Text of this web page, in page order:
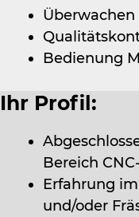
Bedienung
Ihr Profil:
Bereich
Erfahrung
und/oder